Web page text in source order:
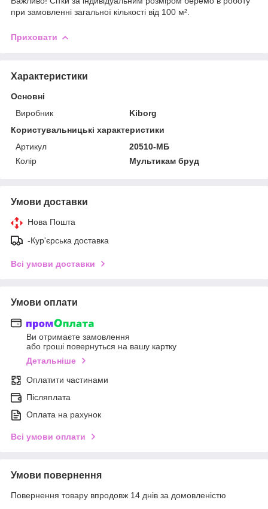
при замовленні загальної кількості від 100 м².
Приховати
Характеристики
Основні
Виробник
Kiborg
Користувальницькі характеристики
Артикул
20510-МБ
Колір
Мультикам бруд
Умови доставки
Нова Пошта
-Кур'єрська доставка
Всі умови доставки
Умови оплати
Ви отримаєте замовлення
або гроші повернуться на вашу картку
Детальніше
Оплатити частинами
Післяплата
Оплата на рахунок
Всі умови оплати
Умови повернення
Повернення товару впродовж 14 днів за домовленістю